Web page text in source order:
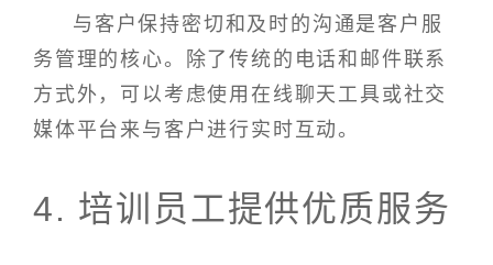
与客户保持密切和及时的沟通是客户服
务管理的核心。除了传统的电话和邮件联系
方式外，可以考虑使用在线聊天工具或社交
媒体平台来与客户进行实时互动。
4. 培训员工提供优质服务